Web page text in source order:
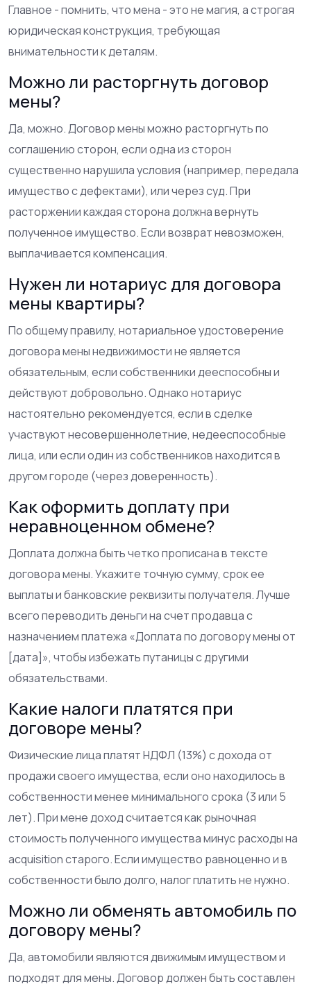
Главное - помнить, что мена - это не магия, а строгая
юридическая конструкция, требующая
внимательности к деталям.
Можно ли расторгнуть договор
мены?
Да, можно. Договор мены можно расторгнуть по
соглашению сторон, если одна из сторон
существенно нарушила условия (например, передала
имущество с дефектами), или через суд. При
расторжении каждая сторона должна вернуть
полученное имущество. Если возврат невозможен,
выплачивается компенсация.
Нужен ли нотариус для договора
мены квартиры?
По общему правилу, нотариальное удостоверение
договора мены недвижимости не является
обязательным, если собственники дееспособны и
действуют добровольно. Однако нотариус
настоятельно рекомендуется, если в сделке
участвуют несовершеннолетние, недееспособные
лица, или если один из собственников находится в
другом городе (через доверенность).
Как оформить доплату при
неравноценном обмене?
Доплата должна быть четко прописана в тексте
договора мены. Укажите точную сумму, срок ее
выплаты и банковские реквизиты получателя. Лучше
всего переводить деньги на счет продавца с
назначением платежа «Доплата по договору мены от
[дата]», чтобы избежать путаницы с другими
обязательствами.
Какие налоги платятся при
договоре мены?
Физические лица платят НДФЛ (13%) с дохода от
продажи своего имущества, если оно находилось в
собственности менее минимального срока (3 или 5
лет). При мене доход считается как рыночная
стоимость полученного имущества минус расходы на
acquisition старого. Если имущество равноценно и в
собственности было долго, налог платить не нужно.
Можно ли обменять автомобиль по
договору мены?
Да, автомобили являются движимым имуществом и
подходят для мены. Договор должен быть составлен